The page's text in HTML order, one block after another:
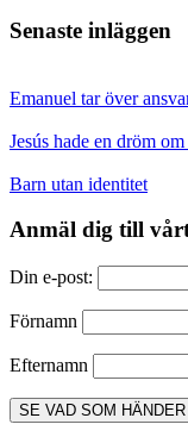
Senaste inläggen
Emanuel tar över
Jesús hade en dröm
Barn utan identitet
Anmäl dig till
Din e-post:
Förnamn
Efternamn